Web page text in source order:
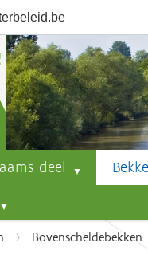
deel
Bovenscheldebekken